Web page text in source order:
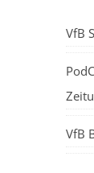
VfB
VfB